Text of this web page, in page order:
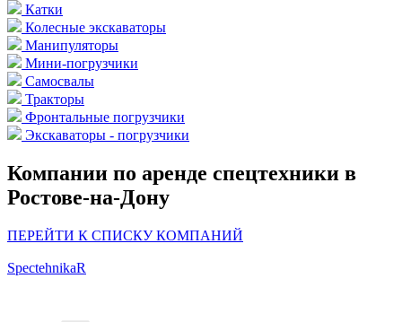
Катки
Колесные экскаваторы
Манипуляторы
Мини-погрузчики
Самосвалы
Тракторы
Фронтальные погрузчики
Экскаваторы - погрузчики
Компании по аренде спецтехники в
Ростове-на-Дону
ПЕРЕЙТИ К СПИСКУ КОМПАНИЙ
SpectehnikaR